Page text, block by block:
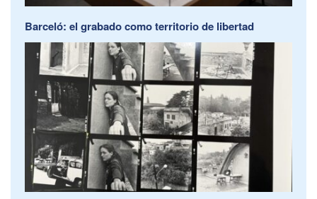
Barceló: el grabado como territorio de libertad